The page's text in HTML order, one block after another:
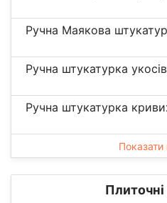
Ручна Маякова
Ручна штукатурка
Ручна штукатурка
Показати